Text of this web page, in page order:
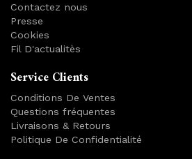
Contactez nous
Presse
Cookies
Fil D'actualitès
Service Clients
Conditions De Ventes
Questions fréquentes
Livraisons & Retours
Politique De Confidentialité